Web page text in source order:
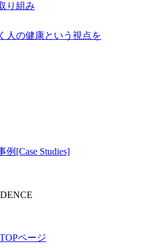
り組み
人の健康という視点を
[Case Studies]
ページ